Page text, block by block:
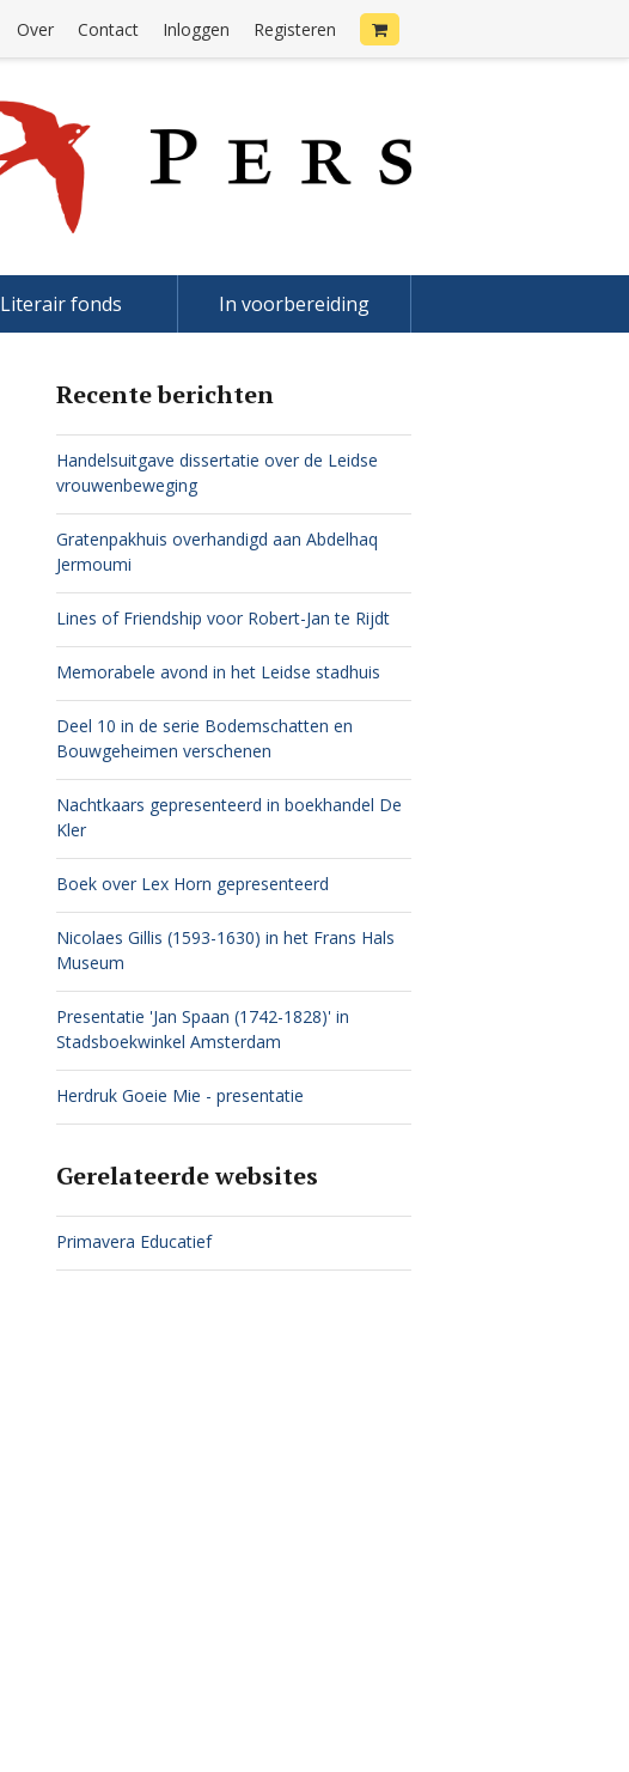
Over Contact Inloggen Registeren
Literair fonds In voorbereiding
Recente berichten
Handelsuitgave dissertatie over de Leidse
vrouwenbeweging
Gratenpakhuis overhandigd aan Abdelhaq
Jermoumi
Lines of Friendship voor Robert-Jan te Rijdt
Memorabele avond in het Leidse stadhuis
Deel 10 in de serie Bodemschatten en
Bouwgeheimen verschenen
Nachtkaars gepresenteerd in boekhandel De
Kler
Boek over Lex Horn gepresenteerd
Nicolaes Gillis (1593-1630) in het Frans Hals
Museum
Presentatie 'Jan Spaan (1742-1828)' in
Stadsboekwinkel Amsterdam
Herdruk Goeie Mie - presentatie
Gerelateerde websites
Primavera Educatief